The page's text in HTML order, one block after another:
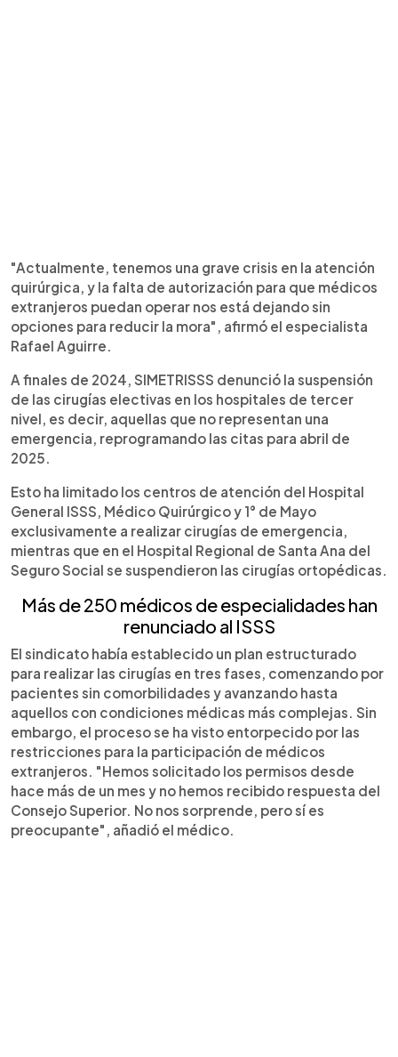
"Actualmente, tenemos una grave crisis en la atención
quirúrgica, y la falta de autorización para que médicos
extranjeros puedan operar nos está dejando sin
opciones para reducir la mora", afirmó el especialista
Rafael Aguirre.
A finales de 2024, SIMETRISSS denunció la suspensión
de las cirugías electivas en los hospitales de tercer
nivel, es decir, aquellas que no representan una
emergencia, reprogramando las citas para abril de
2025.
Esto ha limitado los centros de atención del Hospital
General ISSS, Médico Quirúrgico y 1° de Mayo
exclusivamente a realizar cirugías de emergencia,
mientras que en el Hospital Regional de Santa Ana del
Seguro Social se suspendieron las cirugías ortopédicas.
Más de 250 médicos de especialidades han
renunciado al ISSS
El sindicato había establecido un plan estructurado
para realizar las cirugías en tres fases, comenzando por
pacientes sin comorbilidades y avanzando hasta
aquellos con condiciones médicas más complejas. Sin
embargo, el proceso se ha visto entorpecido por las
restricciones para la participación de médicos
extranjeros. "Hemos solicitado los permisos desde
hace más de un mes y no hemos recibido respuesta del
Consejo Superior. No nos sorprende, pero sí es
preocupante", añadió el médico.